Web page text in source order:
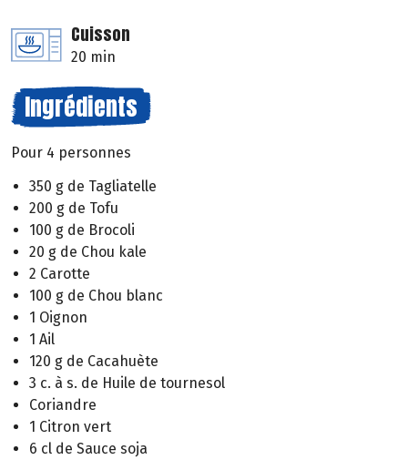
Cuisson
20 min
Ingrédients
Pour 4 personnes
350 g de Tagliatelle
200 g de Tofu
100 g de Brocoli
20 g de Chou kale
2 Carotte
100 g de Chou blanc
1 Oignon
1 Ail
120 g de Cacahuète
3 c. à s. de Huile de tournesol
Coriandre
1 Citron vert
6 cl de Sauce soja